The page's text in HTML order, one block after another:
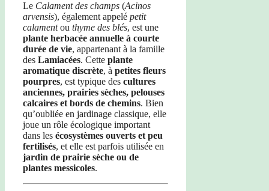
Le Calament des champs (Acinos
arvensis), également appelé petit
calamentou thyme des blés, est une
plante herbacée annuelle à courte
durée de vie, appartenant à la famille
des Lamiacées. Cette plante
aromatique discrète, à petites fleurs
pourpres, est typique des cultures
anciennes, prairies sèches, pelouses
calcaires et bords de chemins. Bien
qu’oubliée en jardinage classique, elle
joue un rôle écologique important
dans les écosystèmes ouverts et peu
fertilisés, et elle est parfois utilisée en
jardin de prairie sèche ou de
plantes messicoles.